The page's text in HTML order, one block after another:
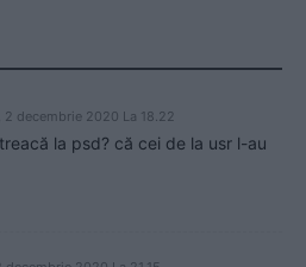
2 decembrie 2020 La 18.22
la psd? că cei de la usr l-au